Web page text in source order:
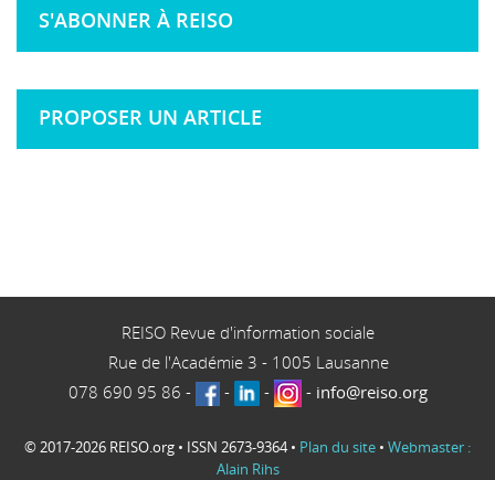
S'ABONNER À REISO
PROPOSER UN ARTICLE
REISO Revue d'information sociale
Rue de l'Académie 3 - 1005 Lausanne
078 690 95 86 - - - - info@reiso.org
© 2017-2026 REISO.org • ISSN 2673-9364 • Plan du site • Webmaster :
Alain Rihs